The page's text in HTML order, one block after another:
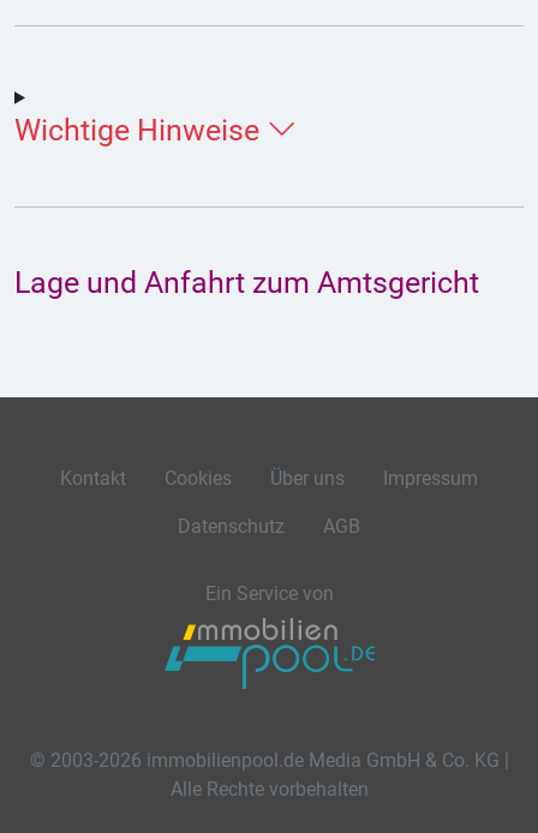
Wichtige Hinweise
Lage und Anfahrt zum Amtsgericht
Kontakt Cookies Über uns Impressum
Datenschutz AGB
Ein Service von
© 2003-2026 immobilienpool.de Media GmbH & Co. KG |
Alle Rechte vorbehalten